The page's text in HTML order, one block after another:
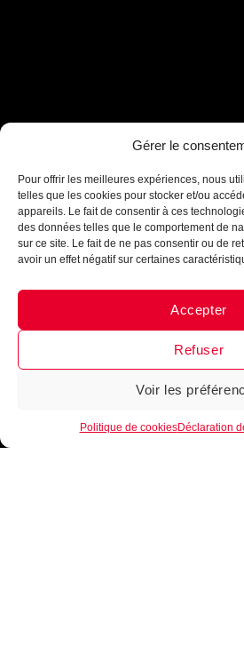
Gérer le
Pour offrir les meilleures expériences, nous
telles que les cookies pour stocker et/ou
appareils. Le fait de consentir à ces
des données telles que le comportement de
sur ce site. Le fait de ne pas consentir ou de
avoir un effet négatif sur certaines
Accepter
Refuser
Voir les
Politique de cookiesDéclaration
Messenger · Instagram